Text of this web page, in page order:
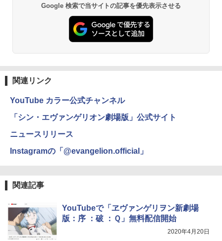
Google 検索で当サイトの記事を優先表示させる
関連リンク
YouTube カラー公式チャンネル
「シン・エヴァンゲリオン劇場版」公式サイト
ニュースリリース
Instagramの「@evangelion.official」
関連記事
YouTubeで「ヱヴァンゲリヲン新劇場
版：序 ：破 ：Ｑ」無料配信開始
2020年4月20日